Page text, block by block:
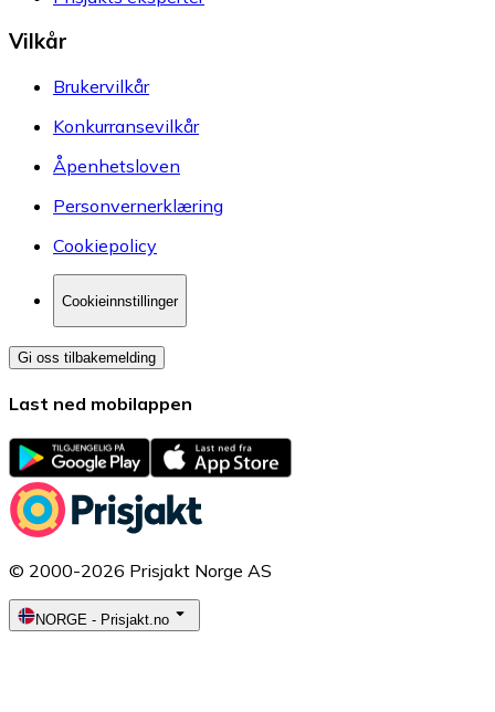
Vilkår
Brukervilkår
Konkurransevilkår
Åpenhetsloven
Personvernerklæring
Cookiepolicy
Cookieinnstillinger
Gi oss tilbakemelding
Last ned mobilappen
© 2000-2026 Prisjakt Norge AS
NORGE - Prisjakt.no